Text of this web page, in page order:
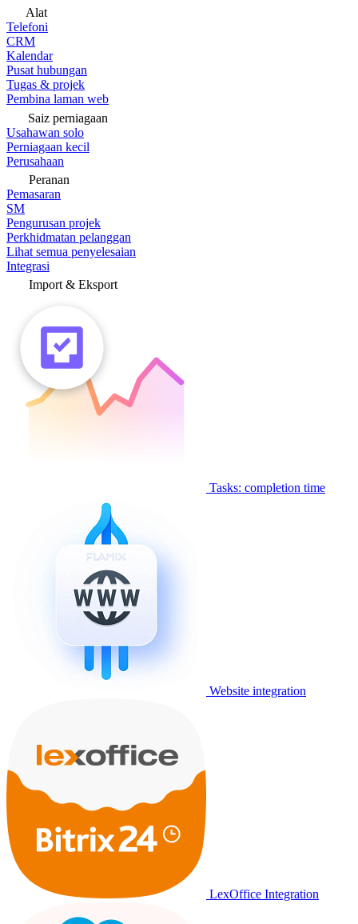
Alat
Telefoni
CRM
Kalendar
Pusat hubungan
Tugas & projek
Pembina laman web
Saiz perniagaan
Usahawan solo
Perniagaan kecil
Perusahaan
Peranan
Pemasaran
SM
Pengurusan projek
Perkhidmatan pelanggan
Lihat semua penyelesaian
Integrasi
Import & Eksport
Tasks: completion time
Website integration
LexOffice Integration